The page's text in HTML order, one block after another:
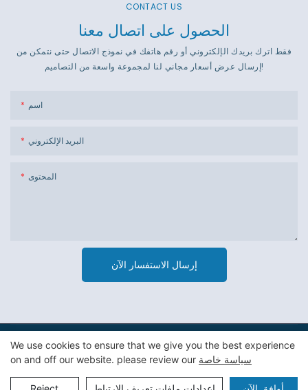
CONTACT US
الحصول على اتصال معنا
فقط اترك بريدك الإلكتروني أو رقم هاتفك في نموذج الاتصال حتى نتمكن من
إرسال عرض أسعار مجاني لنا لمجموعة واسعة من التصاميم!
اسم
البريد الإلكتروني
المحتوى
إرسال الاستفسار الآن
حقوق الطبع والنشر © 2023 شركة قوانغتشو Jiexin لتغليف المواد
المحدودة. -
Pريفاسي Pأوليسي|خريطة الموقع
We use cookies to ensure that we give you the best experience
on and off our website. please review our سياسة خاصة